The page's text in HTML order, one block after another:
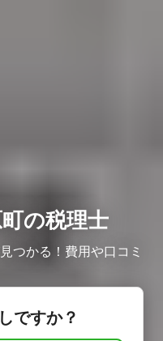
の税理士
つかる！費用や口コミ
ですか？